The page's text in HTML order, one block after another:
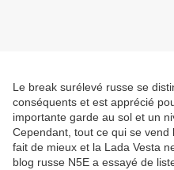
Le break surélevé russe se
conséquents et est apprécié
importante garde au sol et un
Cependant, tout ce qui se vend
fait de mieux et la Lada Vesta
blog russe N5E a essayé de